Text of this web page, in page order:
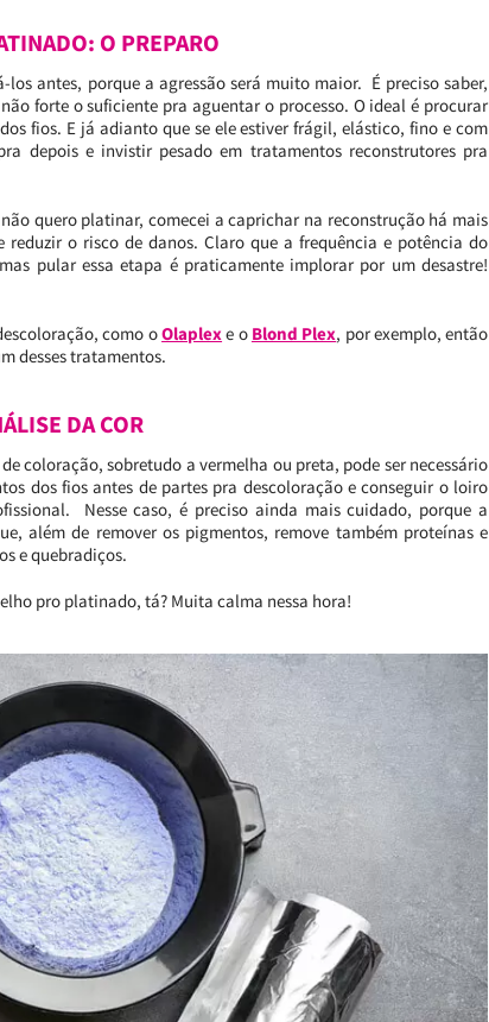
O PREPARO
antes, porque a agressão será muito maior. É preciso saber,
forte o suficiente pra aguentar o processo. O ideal é procurar
fios. E já adianto que se ele estiver frágil, elástico, fino e com
depois e invistir pesado em tratamentos reconstrutores pra
quero platinar, comecei a caprichar na reconstrução há mais
o risco de danos. Claro que a frequência e potência do
pular essa etapa é praticamente implorar por um desastre!
como oOlaplexe o Blond Plex, por exemplo, então
desses tratamentos.
DA COR
coloração, sobretudo a vermelha ou preta, pode ser necessário
dos fios antes de partes pra descoloração e conseguir o loiro
Nesse caso, é preciso ainda mais cuidado, porque a
além de remover os pigmentos, remove também proteínas e
e quebradiços.
pro platinado, tá? Muita calma nessa hora!